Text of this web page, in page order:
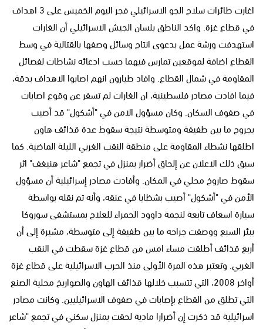
اغارت طائرات سلاح الجو الاسرائيلي فجر اليوم الخميس على 3 اهداف
في قطاع غزة. واكد الناطق بلسان الجيش الاسرائيلي أن الغارات
استهدفت ورشة عمل بدعوى انتاج وسائل وصفها بالقتالية في وسط
القطاع اضافة لموقعين تمارس فيهما حسب ادعائه نشاطات لفصائل
المقاومة في شمال القطاع. وافاد طيارون انهم اصابوا الاهداف بدقة،
فيما افادت مصادر فلسطينية، ان الغارات لم تسفر عن وقوع اصابات
في صفوف السكان. وكان مسؤول الامن في "أشكول" قد أصيب
بجروح ما بين طفيفة ومتوسطة نتيجة سقوط عدة قذائف هاون
اطلقها نشطاء المقاومة على منطقة النقب الغربي الليلة الماضية. كما
سبق ذلك الاعلان عن إلحاق أضرار بمنزل في تجمع "شاعر هنيغف" اثر
سقوط صاروخ محلي في المكان. وأفادت مصادر إسرائيلية أن مسؤول
الأمن في "أشكول" أصيب بشظايا في عنقه، وأنه تم نقله بواسطة
سيارة اسعاف تابعة لنجمة داوود الحمراء للعلاج بمستشفى سوروكا
ببئر السبع ووصفت جراحه ما بين طفيفة إلى متوسطة، مشيرة إلى أن
أربع قذائف أطلقت مساء امس من قطاع غزة سقطت في النقب
الغربي. وتعتبر هذه المرة الأولى منذ الحرب الاسرائيلية على قطاع غزة
أواخر 2008، التي تتسبب خلالها قذائف الهاون والصواريخ محلية الصنع
التي تطلق من القطاع بإصابات في صفوف الاسرائيليين. وكانت مصادر
اسرائيلية قد ذكرت إن أضرارا مادية لحقت بمنزل سكني في تجمع "شاعر